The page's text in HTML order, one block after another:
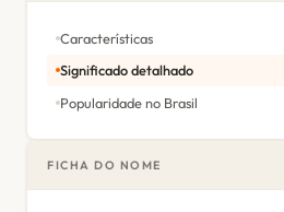
Características
Significado detalhado
Popularidade no Brasil
FICHA DO NOME